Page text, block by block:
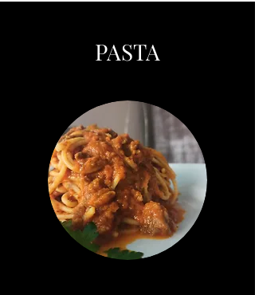
PASTA